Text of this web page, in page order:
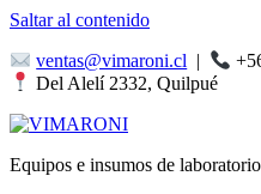
Saltar al contenido
ventas@vimaroni.cl |
Del Alelí 2332, Quilpué
Equipos e insumos de laboratorio